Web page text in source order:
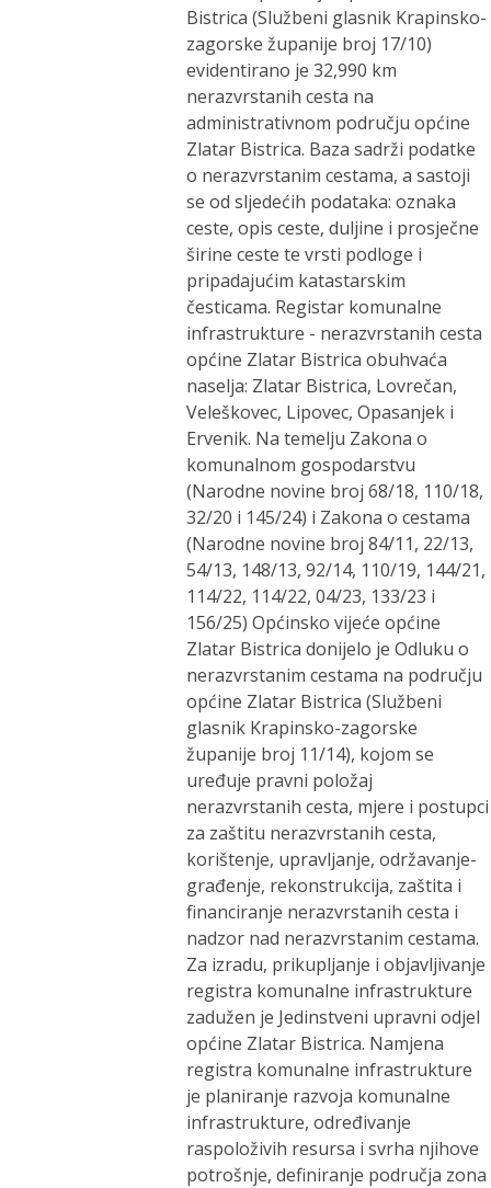
Bistrica (Službeni glasnik Krapinsko-
zagorske županije broj 17/10)
evidentirano je 32,990 km
nerazvrstanih cesta na
administrativnom području općine
Zlatar Bistrica. Baza sadrži podatke
o nerazvrstanim cestama, a sastoji
se od sljedećih podataka: oznaka
ceste, opis ceste, duljine i prosječne
širine ceste te vrsti podloge i
pripadajućim katastarskim
česticama. Registar komunalne
infrastrukture - nerazvrstanih cesta
općine Zlatar Bistrica obuhvaća
naselja: Zlatar Bistrica, Lovrečan,
Veleškovec, Lipovec, Opasanjek i
Ervenik. Na temelju Zakona o
komunalnom gospodarstvu
(Narodne novine broj 68/18, 110/18,
32/20 i 145/24) i Zakona o cestama
(Narodne novine broj 84/11, 22/13,
54/13, 148/13, 92/14, 110/19, 144/21,
114/22, 114/22, 04/23, 133/23 i
156/25) Općinsko vijeće općine
Zlatar Bistrica donijelo je Odluku o
nerazvrstanim cestama na području
općine Zlatar Bistrica (Službeni
glasnik Krapinsko-zagorske
županije broj 11/14), kojom se
uređuje pravni položaj
nerazvrstanih cesta, mjere i postupci
za zaštitu nerazvrstanih cesta,
korištenje, upravljanje, održavanje-
građenje, rekonstrukcija, zaštita i
financiranje nerazvrstanih cesta i
nadzor nad nerazvrstanim cestama.
Za izradu, prikupljanje i objavljivanje
registra komunalne infrastrukture
zadužen je Jedinstveni upravni odjel
općine Zlatar Bistrica. Namjena
registra komunalne infrastrukture
je planiranje razvoja komunalne
infrastrukture, određivanje
raspoloživih resursa i svrha njihove
potrošnje, definiranje područja zona